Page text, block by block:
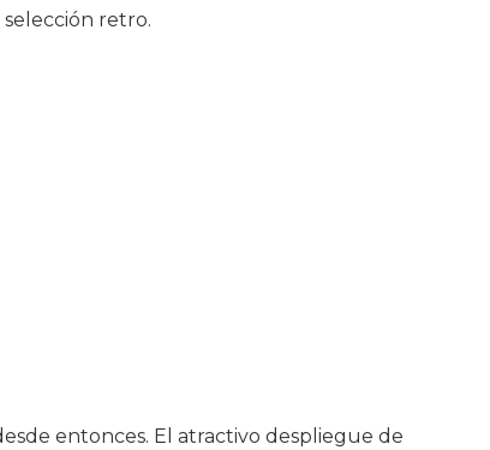
retro.
entonces. El atractivo despliegue de